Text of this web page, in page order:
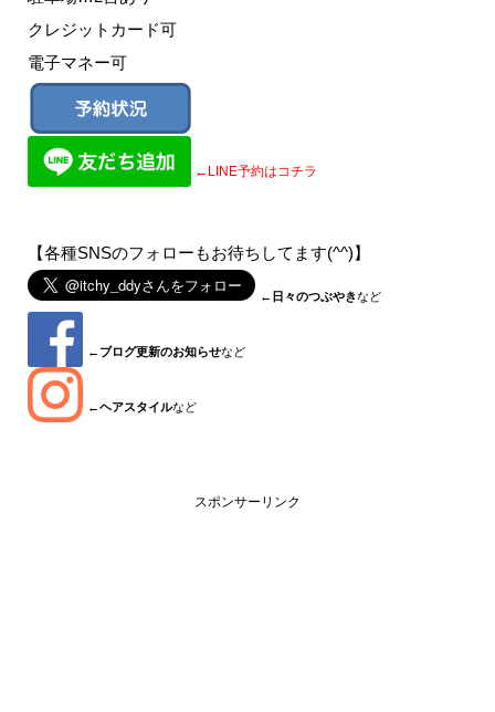
クレジットカード可
電子マネー可
←LINE予約はコチラ
【各種SNSのフォローもお待ちしてます(^^)】
← 日々のつぶやきなど
← ブログ更新のお知らせなど
←ヘアスタイルなど
スポンサーリンク